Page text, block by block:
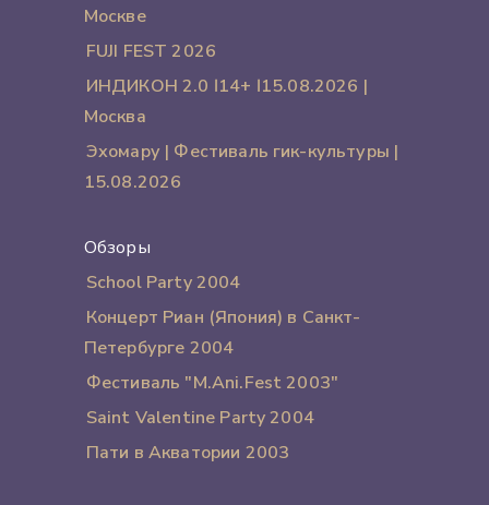
Москве
FUJI FEST 2026
ИНДИКОН 2.0 ӏ 14+ ӏ 15.08.2026 |
Москва
Эхомару | Фестиваль гик-культуры |
15.08.2026
Обзоры
School Party 2004
Концерт Риан (Япония) в Санкт-
Петербурге 2004
Фестиваль "M.Ani.Fest 2003"
Saint Valentine Party 2004
Пати в Акватории 2003